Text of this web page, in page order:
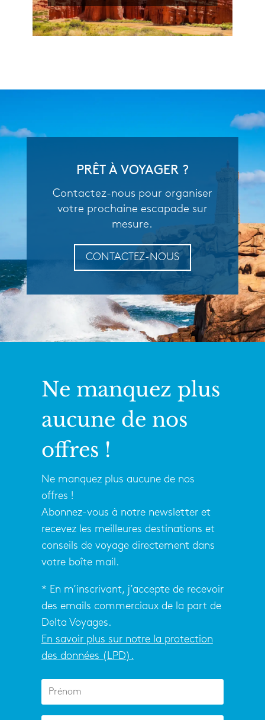
PRÊT À VOYAGER ?
Contactez-nous pour organiser
votre prochaine escapade sur
mesure.
CONTACTEZ-NOUS
Ne manquez plus
aucune de nos
offres !
Ne manquez plus aucune de nos
offres !
Abonnez-vous à notre newsletter et
recevez les meilleures destinations et
conseils de voyage directement dans
votre boîte mail.
* En m’inscrivant, j’accepte de recevoir
des emails commerciaux de la part de
Delta Voyages.
En savoir plus sur notre la protection
des données (LPD).